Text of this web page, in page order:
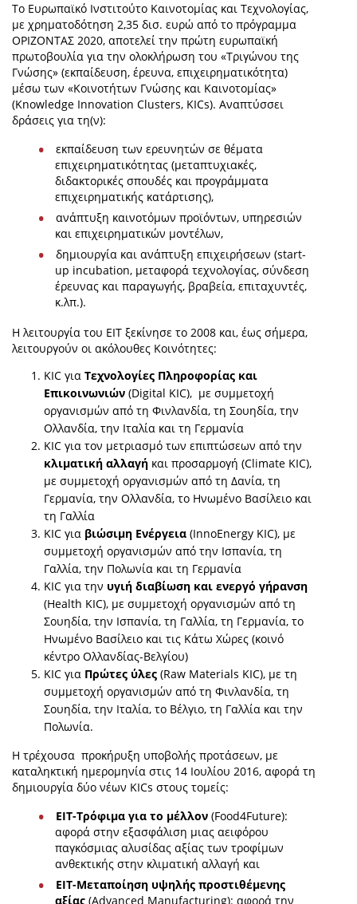
Helpdesks
Telephone & email Directory
Access to EKT
Το Ευρωπαϊκό Ινστιτούτο Καινοτομίας και Τεχνολογίας,
με χρηματοδότηση 2,35 δισ. ευρώ από το πρόγραμμα
ΟΡΙΖΟΝΤΑΣ 2020, αποτελεί την πρώτη ευρωπαϊκή
πρωτοβουλία για την ολοκλήρωση του «Τριγώνου της
Γνώσης» (εκπαίδευση, έρευνα, επιχειρηματικότητα)
μέσω των «Κοινοτήτων Γνώσης και Καινοτομίας»
(Knowledge Innovation Clusters, KICs). Αναπτύσσει
δράσεις για τη(ν):
εκπαίδευση των ερευνητών σε θέματα
επιχειρηματικότητας (μεταπτυχιακές,
διδακτορικές σπουδές και προγράμματα
επιχειρηματικής κατάρτισης),
ανάπτυξη καινοτόμων προϊόντων, υπηρεσιών
και επιχειρηματικών μοντέλων,
δημιουργία και ανάπτυξη επιχειρήσεων (start-
up incubation, μεταφορά τεχνολογίας, σύνδεση
έρευνας και παραγωγής, βραβεία, επιταχυντές,
κ.λπ.).
Η λειτουργία του ΕΙΤ ξεκίνησε το 2008 και, έως σήμερα,
λειτουργούν οι ακόλουθες Κοινότητες:
KIC για Τεχνολογίες Πληροφορίας και
Επικοινωνιών (Digital KIC), με συμμετοχή
οργανισμών από τη Φινλανδία, τη Σουηδία, την
Ολλανδία, την Ιταλία και τη Γερμανία
KIC για τον μετριασμό των επιπτώσεων από την
κλιματική αλλαγή και προσαρμογή (Climate KIC),
με συμμετοχή οργανισμών από τη Δανία, τη
Γερμανία, την Ολλανδία, το Ηνωμένο Βασίλειο και
τη Γαλλία
KIC για βιώσιμη Ενέργεια (InnoEnergy KIC), με
συμμετοχή οργανισμών από την Ισπανία, τη
Γαλλία, την Πολωνία και τη Γερμανία
KIC για την υγιή διαβίωση και ενεργό γήρανση
(Health KIC), με συμμετοχή οργανισμών από τη
Σουηδία, την Ισπανία, τη Γαλλία, τη Γερμανία, το
Ηνωμένο Βασίλειο και τις Κάτω Χώρες (κοινό
κέντρο Ολλανδίας-Βελγίου)
KIC για Πρώτες ύλες (Raw Materials KIC), με τη
συμμετοχή οργανισμών από τη Φινλανδία, τη
Σουηδία, την Ιταλία, το Βέλγιο, τη Γαλλία και την
Πολωνία.
Η τρέχουσα προκήρυξη υποβολής προτάσεων, με
καταληκτική ημερομηνία στις 14 Ιουλίου 2016, αφορά τη
δημιουργία δύο νέων KICs στους τομείς:
EIT-Τρόφιμα για το μέλλον(Food4Future):
αφορά στην εξασφάλιση μιας αειφόρου
παγκόσμιας αλυσίδας αξίας των τροφίμων
ανθεκτικής στην κλιματική αλλαγή και
EIT-Μεταποίηση υψηλής προστιθέμενης
αξίας (Advanced Manufacturing): αφορά την